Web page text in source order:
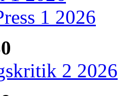
1 2026
2 2026